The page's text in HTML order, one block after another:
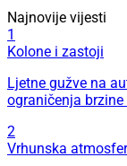
Najnovije vijesti
1
Kolone i zastoji
Ljetne gužve na
ograničenja
2
Vrhunska